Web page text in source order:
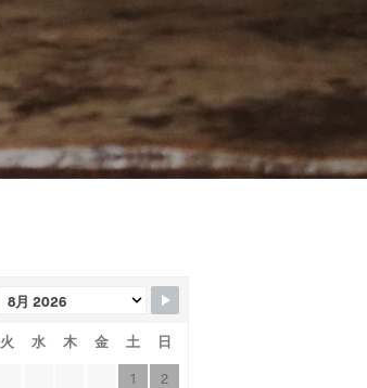
火 水 木 金 土 日
1
2